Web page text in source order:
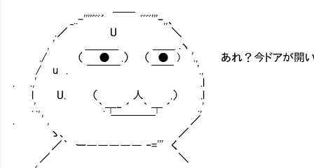
_..-''''ﾞﾞﾞ´ ﾞﾞﾞﾞ'''ｰ,,、
.／ U ＼
, ' ＿＿＿ ＿＿ .ヽ
./ （ ● .） （ ● ) '., あれ？今ドアが開いた
/ u . ￣￣￣ ￣￣ '.,
. .,' .l
l U. （ 人 .） .l
.'., ｀.┬‐ ´ ｀ ┬ ´ .,'
. ' , ￣￣￣￣ ／
ゝ、 ／
／｀ ー――――― ‐=''' く
／ ＼